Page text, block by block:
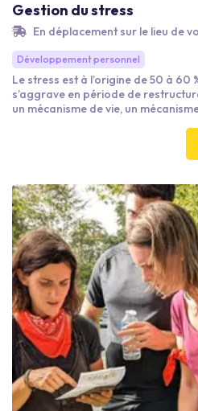
Gestion du stress
En déplacement sur le lieu de
Développement personnel
Le stress est à l’origine de 50 à 60
s’aggrave en période de
un mécanisme de vie, un
c’est la charge de stress vécue
techniques pour réduire notre
nos émotions.